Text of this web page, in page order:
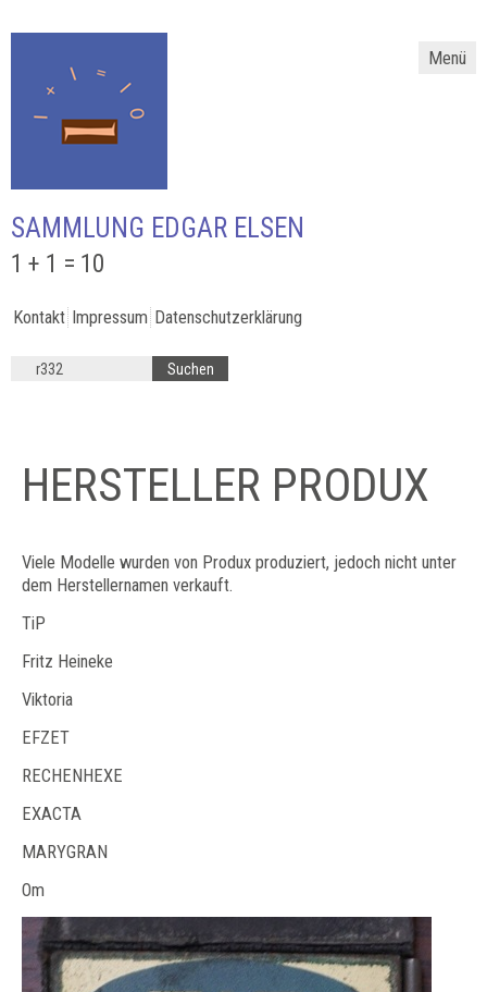
Menü
SAMMLUNG EDGAR ELSEN
1 + 1 = 10
Kontakt Impressum Datenschutzerklärung
HERSTELLER PRODUX
Viele Modelle wurden von Produx produziert, jedoch nicht unter
dem Herstellernamen verkauft.
TiP
Fritz Heineke
Viktoria
EFZET
RECHENHEXE
EXACTA
MARYGRAN
Om